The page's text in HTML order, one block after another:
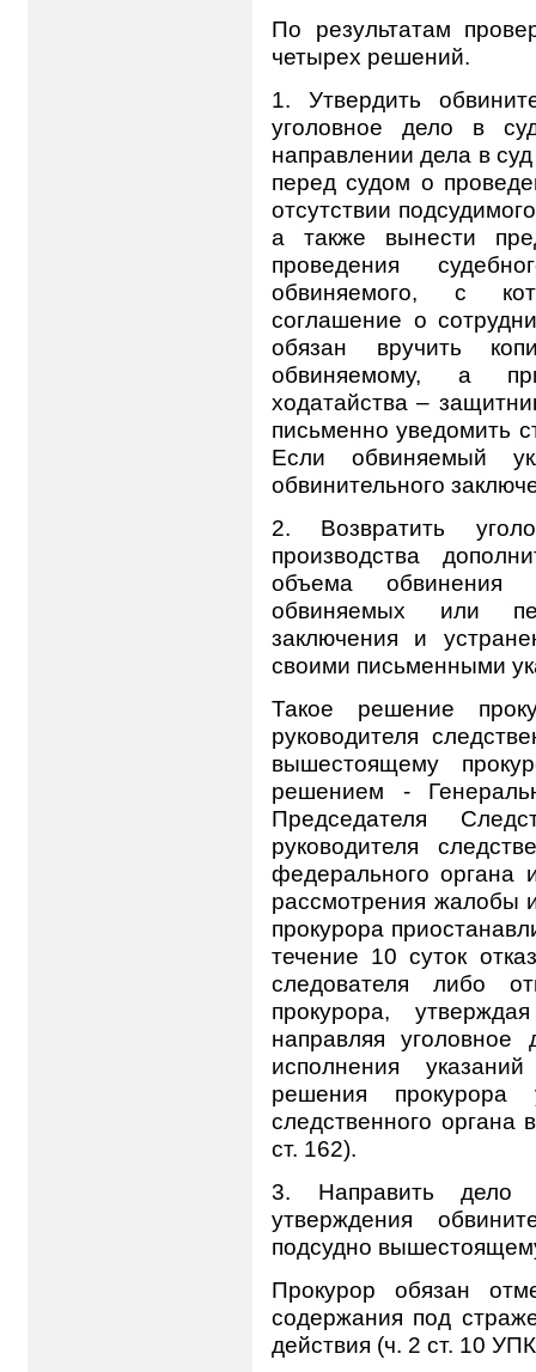
По результатам
четырех решений.
1. Утвердить
уголовное дело в
направлении дела в
перед судом о
отсутствии
а также вынести
проведения
обвиняемого, с
соглашение о
обязан вручить
обвиняемому, а
ходатайства –
письменно уведомить
Если обвиняемый
обвинительного
2. Возвратить
производства
объема обвинения
обвиняемых или
заключения и
своими письменными
Такое решение
руководителя
вышестоящему
решением -
Председателя
руководителя
федерального органа
рассмотрения жалобы
прокурора
течение 10 суток
следователя либо
прокурора,
направляя
исполнения
решения прокурора
следственного органа
ст. 162).
3. Направить дело
утверждения
подсудно
Прокурор обязан
содержания под
действия (ч. 2 ст. 10